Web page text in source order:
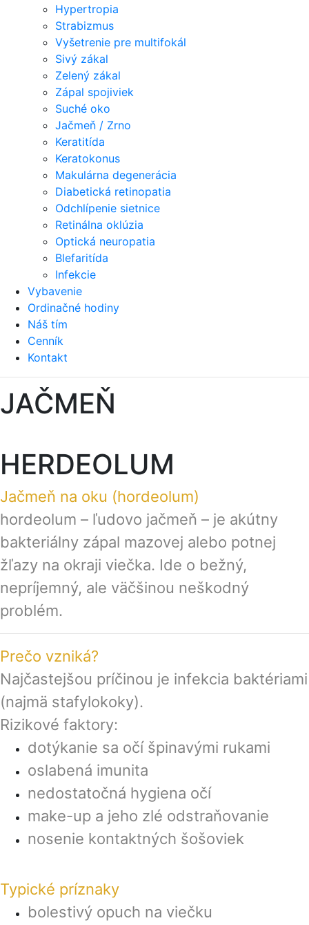
Hypertropia
Strabizmus
Vyšetrenie pre multifokál
Sivý zákal
Zelený zákal
Zápal spojiviek
Suché oko
Jačmeň / Zrno
Keratitída
Keratokonus
Makulárna degenerácia
Diabetická retinopatia
Odchlípenie sietnice
Retinálna oklúzia
Optická neuropatia
Blefaritída
Infekcie
Vybavenie
Ordinačné hodiny
Náš tím
Cenník
Kontakt
JAČMEŇ
HERDEOLUM
Jačmeň na oku (hordeolum)
hordeolum – ľudovo jačmeň – je akútny
bakteriálny zápal mazovej alebo potnej
žľazy na okraji viečka. Ide o bežný,
nepríjemný, ale väčšinou neškodný
problém.
Prečo vzniká?
Najčastejšou príčinou je infekcia baktériami
(najmä stafylokoky).
Rizikové faktory:
dotýkanie sa očí špinavými rukami
oslabená imunita
nedostatočná hygiena očí
make-up a jeho zlé odstraňovanie
nosenie kontaktných šošoviek
Typické príznaky
bolestivý opuch na viečku